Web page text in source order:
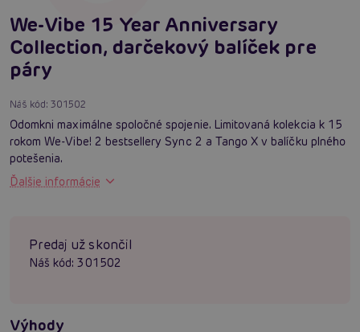
We-Vibe 15 Year Anniversary
Collection, darčekový balíček pre
páry
Náš kód:301502
Odomkni maximálne spoločné spojenie. Limitovaná kolekcia k 15
rokom We-Vibe! 2 bestsellery Sync 2 a Tango X v balíčku plného
potešenia.
Ďalšie informácie
Predaj už skončil
Náš kód: 301502
Výhody